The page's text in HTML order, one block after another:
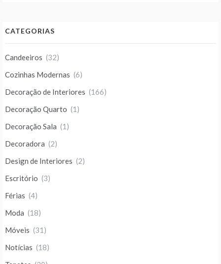
CATEGORIAS
Candeeiros (32)
Cozinhas Modernas (6)
Decoração de Interiores (166)
Decoração Quarto (1)
Decoração Sala (1)
Decoradora (2)
Design de Interiores (2)
Escritório (3)
Férias (4)
Moda (18)
Móveis (31)
Notícias (18)